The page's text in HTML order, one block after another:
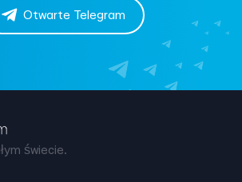
Otwarte Telegram
świecie.